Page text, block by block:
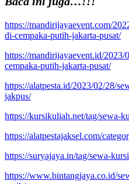
https://mandirijayaevent.com/
di-cempaka-putih-jakarta-pusat/
https://mandirijayaevent.id/2023/
cempaka-putih-jakarta-pusat/
https://alatpesta.id/2023/02/28/
jakpus/
https://kursikuliah.net/tag/sewa-
https://alatpestajaksel.com/
https://suryajaya.in/tag/sewa-
https://www.bintangjaya.co.id/